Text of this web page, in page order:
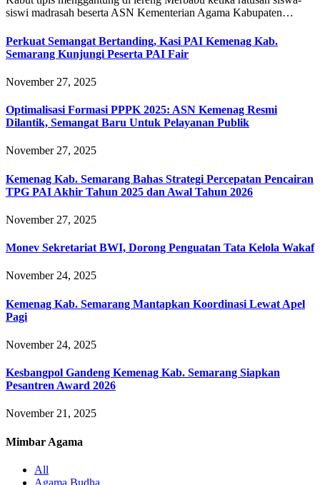
siswi madrasah beserta ASN Kementerian Agama Kabupaten…
Perkuat Semangat Bertanding, Kasi PAI Kemenag Kab.
Semarang Kunjungi Peserta PAI Fair
November 27, 2025
Optimalisasi Formasi PPPK 2025: ASN Kemenag Resmi
Dilantik, Semangat Baru Untuk Pelayanan Publik
November 27, 2025
Kemenag Kab. Semarang Bahas Strategi Percepatan Pencairan
TPG PAI Akhir Tahun 2025 dan Awal Tahun 2026
November 27, 2025
Monev Sekretariat BWI, Dorong Penguatan Tata Kelola Wakaf
November 24, 2025
Kemenag Kab. Semarang Mantapkan Koordinasi Lewat Apel
Pagi
November 24, 2025
Kesbangpol Gandeng Kemenag Kab. Semarang Siapkan
Pesantren Award 2026
November 21, 2025
Mimbar Agama
All
Agama Budha